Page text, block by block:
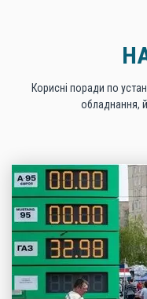
Корисні поради по
обладнання,